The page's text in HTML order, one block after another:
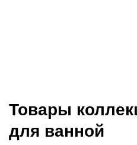
Товары
для ванной